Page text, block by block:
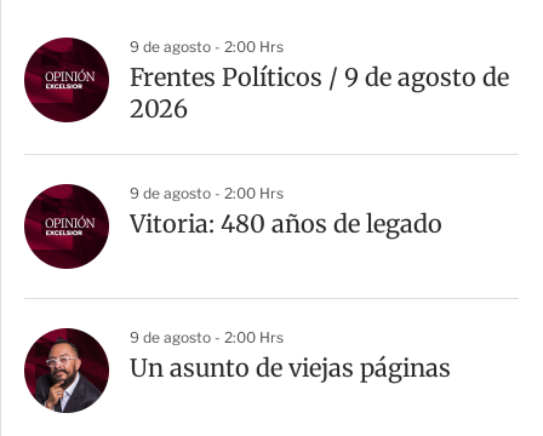
9 de agosto - 2:00 Hrs
Frentes Políticos / 9 de agosto de
2026
9 de agosto - 2:00 Hrs
Vitoria: 480 años de legado
9 de agosto - 2:00 Hrs
Un asunto de viejas páginas